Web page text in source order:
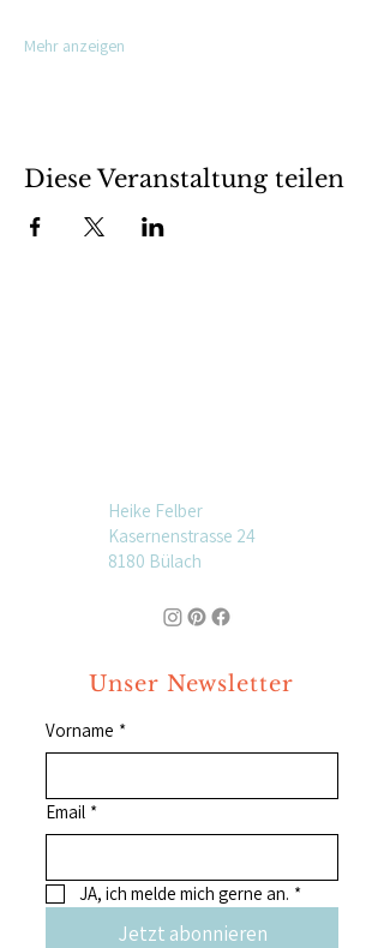
Mehr anzeigen
Diese Veranstaltung teilen
Heike Felber
Kasernenstrasse 24
8180 Bülach
Unser Newsletter
Vorname *
Email *
JA, ich melde mich gerne an. *
Jetzt abonnieren